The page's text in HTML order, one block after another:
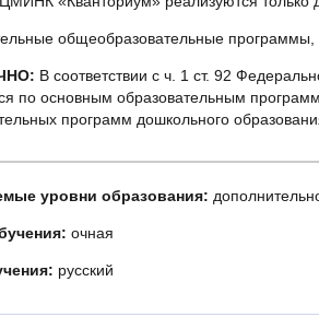
общеобразовательные
В соответствии с ч. 1 ст. 92
по основным образовательным
программ дошкольного
уровни образования:
очная
русский